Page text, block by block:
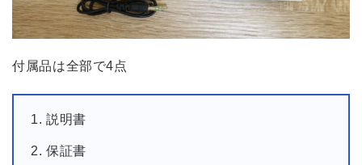
付属品は全部で4点
説明書
保証書